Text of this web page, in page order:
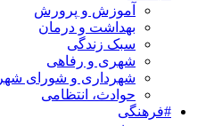
آموزش و پرورش
بهداشت و درمان
سبک زندگی
شهری و رفاهی
شهرداری و شورای شهر
حوادث، انتظامی
#فرهنگی